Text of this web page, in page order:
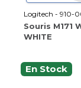
Logitech - 910-
Souris M171
WHITE
En Stock